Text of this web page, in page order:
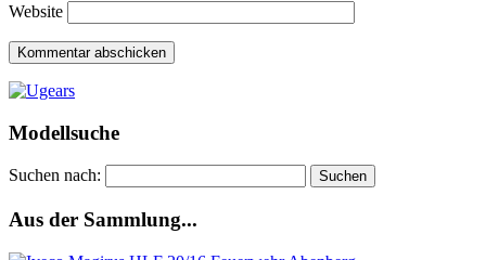
Website
Modellsuche
Suchen nach:
Aus der Sammlung...